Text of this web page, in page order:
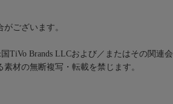
ございます。
TiVo Brands LLCおよび／またはその関連
材の無断複写・転載を禁じます。